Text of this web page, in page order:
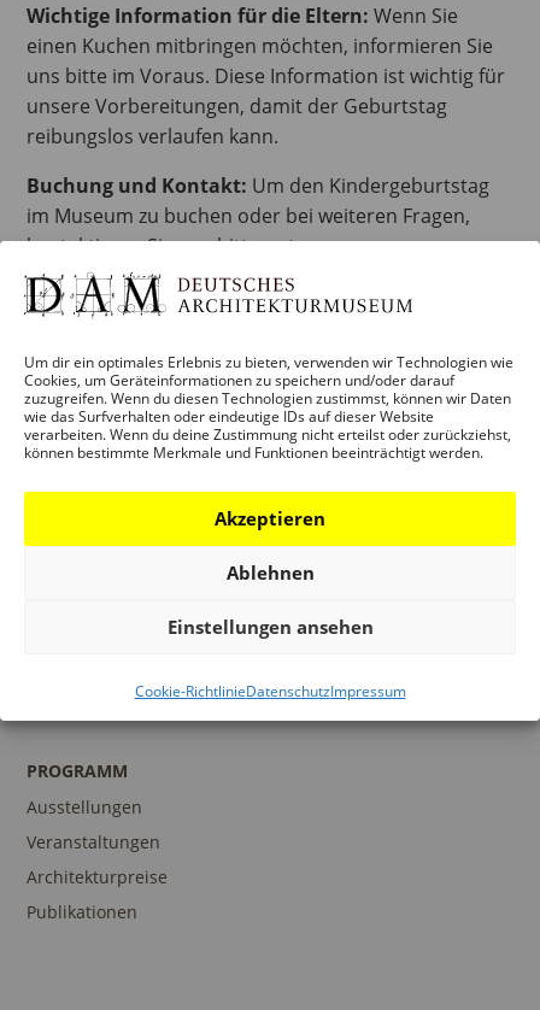
Um dir ein optimales Erlebnis zu bieten, verwenden wir Technologien wie
Cookies, um Geräteinformationen zu speichern und/oder darauf
zuzugreifen. Wenn du diesen Technologien zustimmst, können wir Daten
wie das Surfverhalten oder eindeutige IDs auf dieser Website
verarbeiten. Wenn du deine Zustimmung nicht erteilst oder zurückziehst,
können bestimmte Merkmale und Funktionen beeinträchtigt werden.
Akzeptieren
Ablehnen
Einstellungen ansehen
Cookie-RichtlinieDatenschutzImpressum
Wichtige Information für die Eltern: Wenn Sie
einen Kuchen mitbringen möchten, informieren Sie
uns bitte im Voraus. Diese Information ist wichtig für
unsere Vorbereitungen, damit der Geburtstag
reibungslos verlaufen kann.
Buchung und Kontakt: Um den Kindergeburtstag
im Museum zu buchen oder bei weiteren Fragen,
kontaktieren Sie uns bitte unter
dam.vermittlung@stadt-frankfurt.de
PROGRAMM
Ausstellungen
Veranstaltungen
Architekturpreise
Publikationen